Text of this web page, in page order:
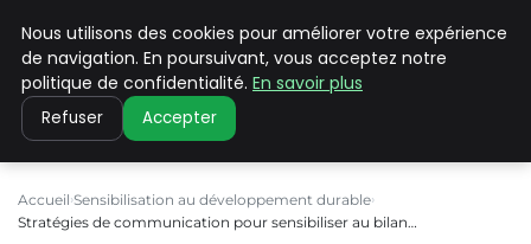
CLIMATE C ADVANCED
Accueil Sensibilisation au développement durable
Stratégies de communication pour sensibiliser au bilan…
Nous utilisons des cookies pour améliorer votre expérience
de navigation. En poursuivant, vous acceptez notre
politique de confidentialité. En savoir plus
Refuser Accepter